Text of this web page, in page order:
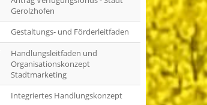
Gerolzhofen
Gestaltungs- und Förderleitfaden
Handlungsleitfaden und
Organisationskonzept
Stadtmarketing
Integriertes Handlungskonzept